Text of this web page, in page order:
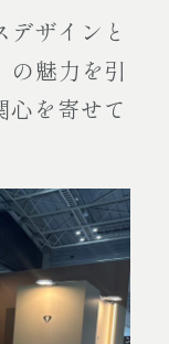
ザインと
魅力を引
心を寄せて